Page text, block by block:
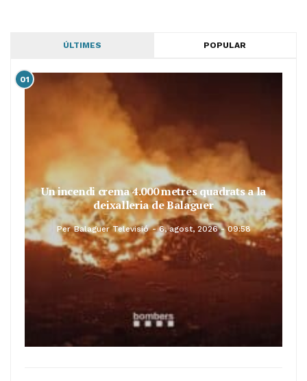
ÚLTIMES POPULAR
01
Un incendi crema 4.000 metres quadrats a la
deixalleria de Balaguer
Per Balaguer Televisió 6, agost, 2026 - 09:58